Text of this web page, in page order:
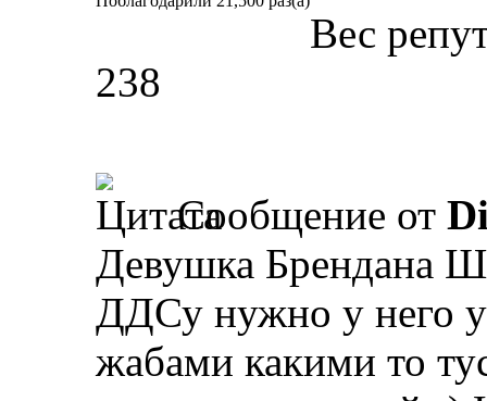
Вес
238
Сообщение от
Девушка Брендана
ДДСу нужно у него
жабами какими то